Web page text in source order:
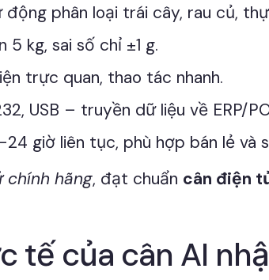
động phân loại trái cây, rau củ,
5 kg, sai số chỉ ±1 g.
trực quan, thao tác nhanh.
USB – truyền dữ liệu về ERP/
giờ liên tục, phù hợp bán lẻ và
chính hãng, đạt chuẩn cân điện
tế của cân AI